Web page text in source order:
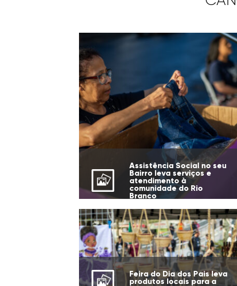
Assistência Social no seu
Bairro leva serviços e
atendimento à
comunidade do Rio
Branco
Feira do Dia dos Pais leva
produtos locais para a